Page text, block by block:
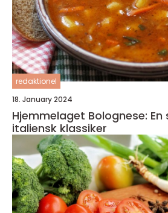
redaktionel
18. January 2024
Hjemmelaget Bolognese: En
italiensk klassiker